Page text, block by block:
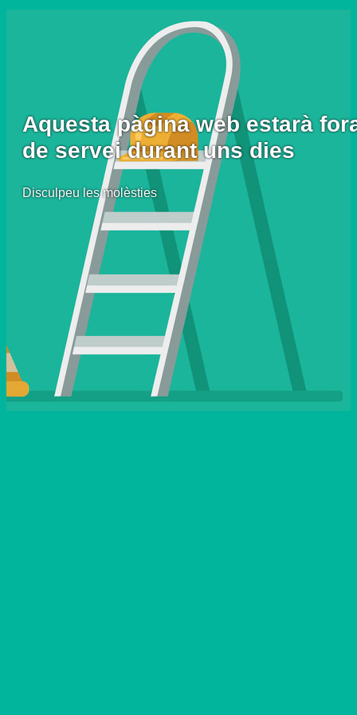
Aquesta pàgina web estarà
de servei durant uns dies
Disculpeu les molèsties